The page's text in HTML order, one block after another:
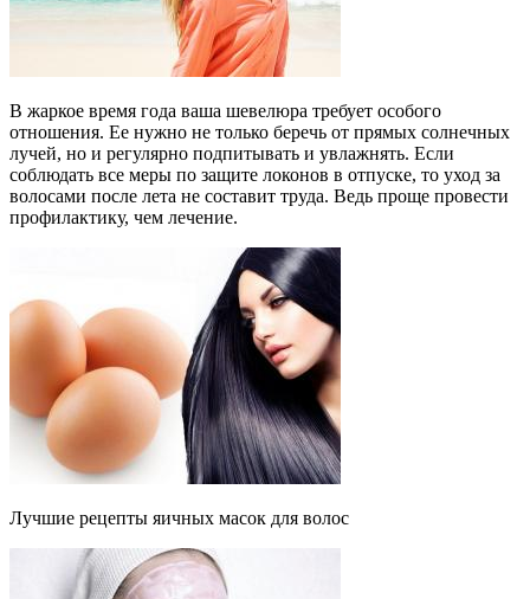
В жаркое время года ваша шевелюра требует особого
отношения. Ее нужно не только беречь от прямых солнечных
лучей, но и регулярно подпитывать и увлажнять. Если
соблюдать все меры по защите локонов в отпуске, то уход за
волосами после лета не составит труда. Ведь проще провести
профилактику, чем лечение.
Лучшие рецепты яичных масок для волос